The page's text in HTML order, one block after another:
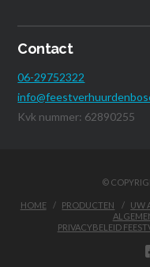
Contact
06-29752322
Kvk nummer: 62890255
©
HOME PRODUCTEN UW
PRIVACYBELEID